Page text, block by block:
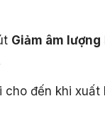
Giảm âm lượng
đến khi xuất